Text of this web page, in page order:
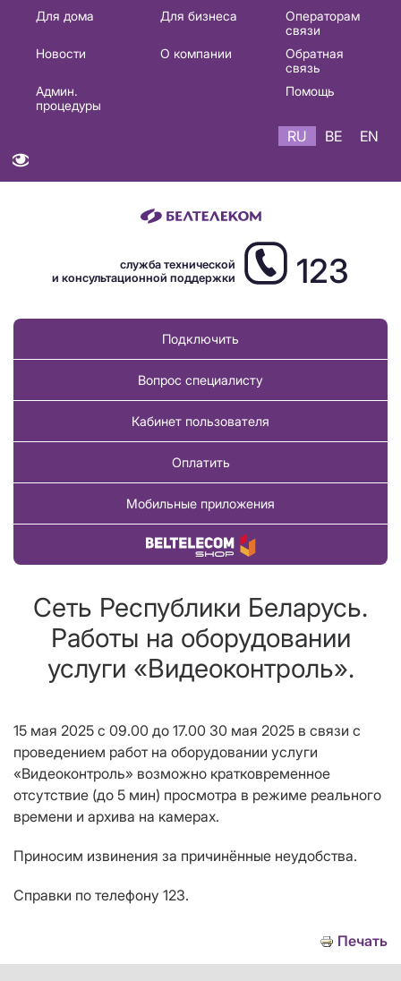
Основная
навигация
Для дома Для бизнеса
Операторам
связи
Новости
О компании
Обратная
связь
Админ.
процедуры
Помощь
RU BE EN
служба технической
и консультационной поддержки
123
Подключить
Вопрос специалисту
Кабинет пользователя
Оплатить
Мобильные приложения
Купить товар
Сеть Республики Беларусь.
Работы на оборудовании
услуги «Видеоконтроль».
15 мая 2025 с 09.00 до 17.00 30 мая 2025 в связи с
проведением работ на оборудовании услуги
«Видеоконтроль» возможно кратковременное
отсутствие (до 5 мин) просмотра в режиме реального
времени и архива на камерах.
Приносим извинения за причинённые неудобства.
Справки по телефону 123.
Печать